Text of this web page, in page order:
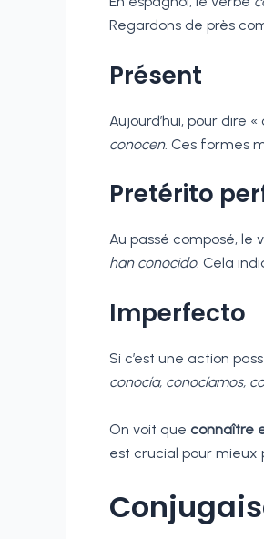
Regardons de près
Présent
Aujourd’hui, pour dire
conocen. Ces formes
Pretérito
Au passé composé, le
han conocido. Cela
Imperfecto
Si c’est une action
conocía, conocíamos,
On voit que connaître
est crucial pour mieux